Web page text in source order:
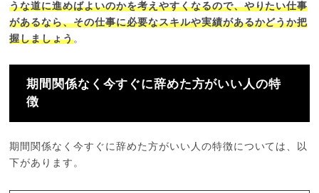
うな道に進めばよいのかを考えやすくなるので、やりたい仕事
があるなら、その仕事に必要なスキルや実績があるかどうか把
握しましょう。
期間関係なく今すぐに辞めた方がいい人の特
徴
期間関係なく今すぐに辞めた方がいい人の特徴については、以
下があります。